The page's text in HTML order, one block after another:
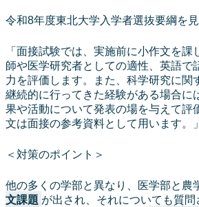
令和8年度東北大学入学者選抜要綱を見
「面接試験では、実施前に小作文を課
師や医学研究者としての適性、英語で
力を評価します。また、科学研究に関
継続的に行ってきた経験がある場合に
果や活動について発表の場を与えて評
文は面接の参考資料として用います。」
＜対策のポイント＞
他の多くの学部と異なり、医学部と農
文課題 が出され、それについても質問